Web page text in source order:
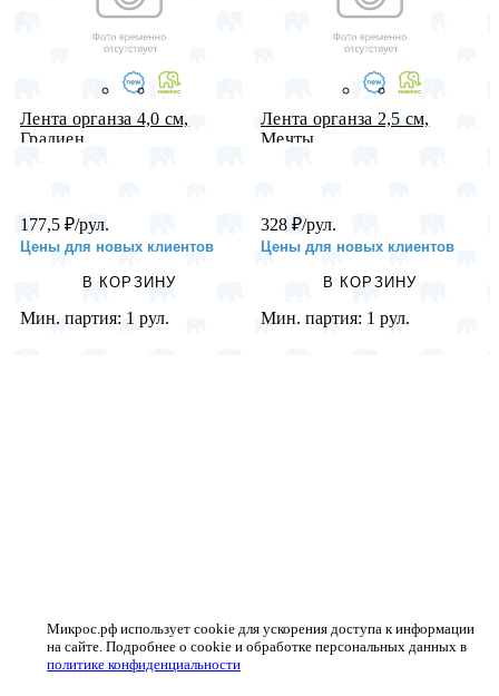
Лента органза 4,0 см,
Градиен...
177,5 ₽/рул.
Цены для новых клиентов
В КОРЗИНУ
Мин. партия: 1 рул.
Лента органза 2,5 см,
Мечты, ...
328 ₽/рул.
Цены для новых клиентов
В КОРЗИНУ
Мин. партия: 1 рул.
Микрос.рф использует cookie для ускорения доступа к информации
на сайте. Подробнее о cookie и обработке персональных данных в
политике конфиденциальности